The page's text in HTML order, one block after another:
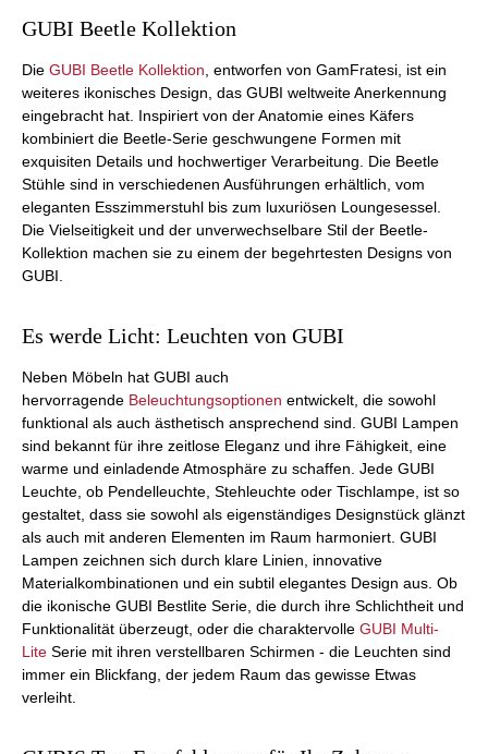
GUBI Beetle Kollektion
Die GUBI Beetle Kollektion, entworfen von GamFratesi, ist ein
weiteres ikonisches Design, das GUBI weltweite Anerkennung
eingebracht hat. Inspiriert von der Anatomie eines Käfers
kombiniert die Beetle-Serie geschwungene Formen mit
exquisiten Details und hochwertiger Verarbeitung. Die Beetle
Stühle sind in verschiedenen Ausführungen erhältlich, vom
eleganten Esszimmerstuhl bis zum luxuriösen Loungesessel.
Die Vielseitigkeit und der unverwechselbare Stil der Beetle-
Kollektion machen sie zu einem der begehrtesten Designs von
GUBI.
Es werde Licht: Leuchten von GUBI
Neben Möbeln hat GUBI auch
hervorragende Beleuchtungsoptionen entwickelt, die sowohl
funktional als auch ästhetisch ansprechend sind. GUBI Lampen
sind bekannt für ihre zeitlose Eleganz und ihre Fähigkeit, eine
warme und einladende Atmosphäre zu schaffen. Jede GUBI
Leuchte, ob Pendelleuchte, Stehleuchte oder Tischlampe, ist so
gestaltet, dass sie sowohl als eigenständiges Designstück glänzt
als auch mit anderen Elementen im Raum harmoniert. GUBI
Lampen zeichnen sich durch klare Linien, innovative
Materialkombinationen und ein subtil elegantes Design aus. Ob
die ikonische GUBI Bestlite Serie, die durch ihre Schlichtheit und
Funktionalität überzeugt, oder die charaktervolle GUBI Multi-
Lite Serie mit ihren verstellbaren Schirmen - die Leuchten sind
immer ein Blickfang, der jedem Raum das gewisse Etwas
verleiht.